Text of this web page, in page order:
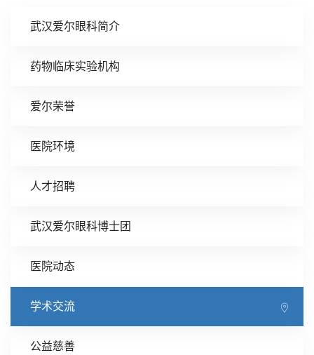
武汉爱尔眼科简介
药物临床实验机构
爱尔荣誉
医院环境
人才招聘
武汉爱尔眼科博士团
医院动态
学术交流
公益慈善